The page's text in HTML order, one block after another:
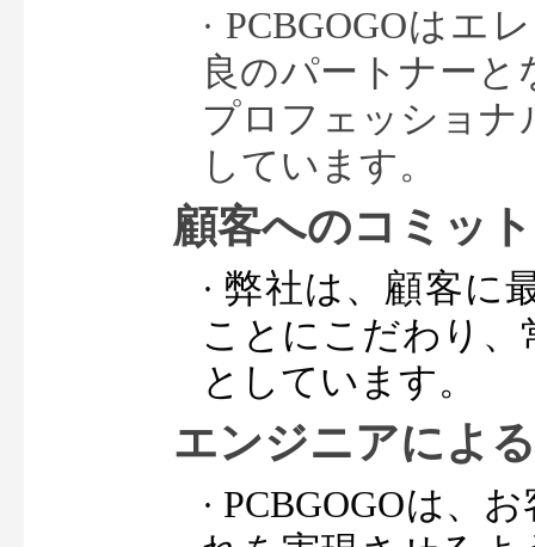
· PCBGOGOはエ
良のパートナー
プロフェッショナ
しています。
顧客へのコミッ
· 弊社は、顧客に
ことにこだわり、
としています。
エンジニアによ
· PCBGOGOは、